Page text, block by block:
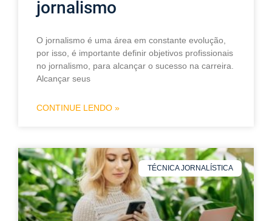
jornalismo
O jornalismo é uma área em constante evolução,
por isso, é importante definir objetivos profissionais
no jornalismo, para alcançar o sucesso na carreira.
Alcançar seus
CONTINUE LENDO »
TÉCNICA JORNALÍSTICA